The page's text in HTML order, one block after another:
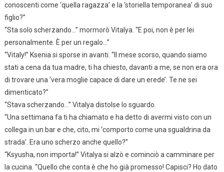
conoscenti come ‘quella ragazza’ e la ‘storiella temporanea’ di suo
figlio?”
“Sta solo scherzando…” mormorò Vitalya. “E poi, non è per lei
personalmente. È per un regalo…”
“Vitaly!” Ksenia si sporse in avanti. “Il mese scorso, quando siamo
stati a cena da tua madre, ti ha chiesto, davanti a me, se non era ora
di trovare una ‘vera moglie capace di dare un erede’. Te ne sei
dimenticato?”
“Stava scherzando…” Vitalya distolse lo sguardo.
“Una settimana fa ti ha chiamato e ha detto di avermi visto con un
collega in un bar e che, cito, mi ‘comporto come una sgualdrina da
strada’. Era uno scherzo anche quello?”
“Ksyusha, non importa!” Vitalya si alzò e cominciò a camminare per
la cucina. “Quello che conta è che ho già promesso! Capisci? Ho dato